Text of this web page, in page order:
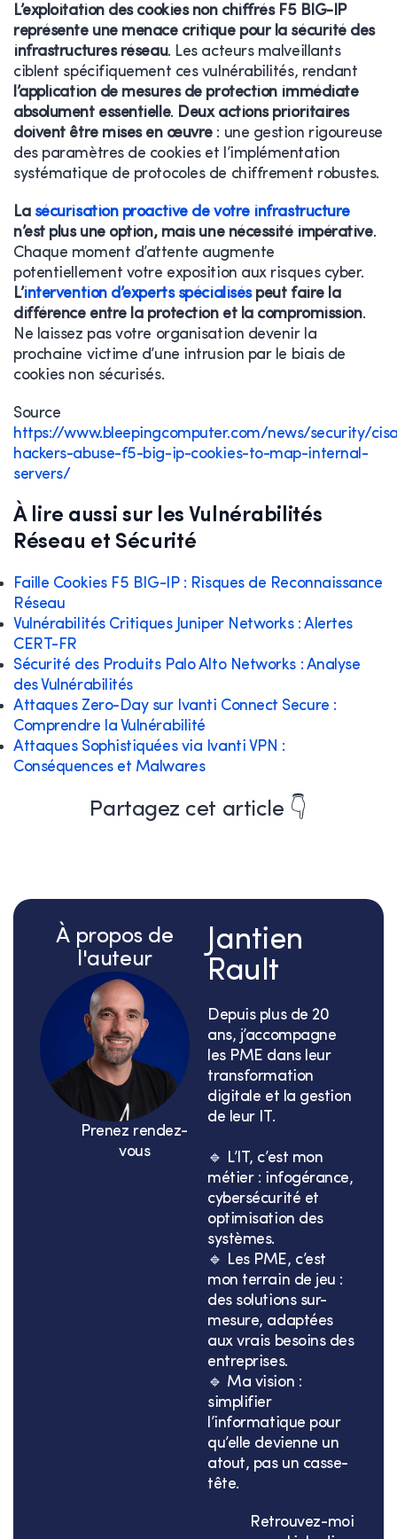
L’exploitation des cookies non chiffrés F5 BIG-IP
représente une menace critique pour la sécurité des
infrastructures réseau. Les acteurs malveillants
ciblent spécifiquement ces vulnérabilités, rendant
l’application de mesures de protection immédiate
absolument essentielle. Deux actions prioritaires
doivent être mises en œuvre: une gestion rigoureuse
des paramètres de cookies et l’implémentation
systématique de protocoles de chiffrement robustes.
La sécurisation proactive de votre infrastructure
n’est plus une option, mais une nécessité impérative.
Chaque moment d’attente augmente
potentiellement votre exposition aux risques cyber.
L’intervention d’experts spécialiséspeut faire la
différence entre la protection et la compromission.
Ne laissez pas votre organisation devenir la
prochaine victime d’une intrusion par le biais de
cookies non sécurisés.
Source
https://www.bleepingcomputer.com/news/security/
hackers-abuse-f5-big-ip-cookies-to-map-internal-
servers/
À lire aussi sur les Vulnérabilités
Réseau et Sécurité
Faille Cookies F5 BIG-IP : Risques de Reconnaissance
Réseau
Vulnérabilités Critiques Juniper Networks : Alertes
CERT-FR
Sécurité des Produits Palo Alto Networks : Analyse
des Vulnérabilités
Attaques Zero-Day sur Ivanti Connect Secure :
Comprendre la Vulnérabilité
Attaques Sophistiquées via Ivanti VPN :
Conséquences et Malwares
Partagez cet article 👇
À propos de
l'auteur
Prenez rendez-
vous
Jantien
Rault
Depuis plus de 20
ans, j’accompagne
les PME dans leur
transformation
digitale et la gestion
de leur IT.
🔹 L’IT, c’est mon
métier : infogérance,
cybersécurité et
optimisation des
systèmes.
🔹 Les PME, c’est
mon terrain de jeu :
des solutions sur-
mesure, adaptées
aux vrais besoins des
entreprises.
🔹 Ma vision :
simplifier
l’informatique pour
qu’elle devienne un
atout, pas un casse-
tête.
Retrouvez-moi